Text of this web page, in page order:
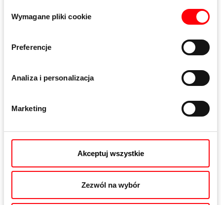
zgody
Wymagane pliki cookie
Preferencje
Analiza i personalizacja
Marketing
Akceptuj wszystkie
Zezwól na wybór
1500 – 3000 mm
Rozstaw
Warianty ruchomego słupka